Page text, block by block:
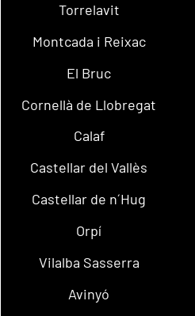
Torrelavit
Montcada i Reixac
El Bruc
Cornellà de Llobregat
Calaf
Castellar del Vallès
Castellar de n´Hug
Orpí
Vilalba Sasserra
Avinyó